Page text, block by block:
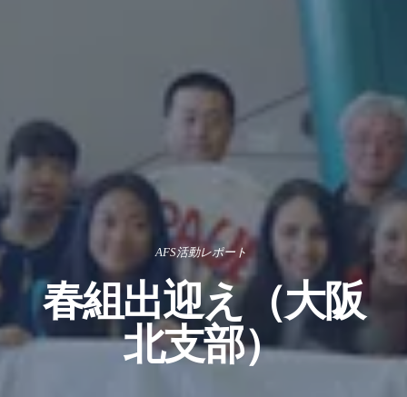
AFS活動レポート
春組出迎え（大阪
北支部）